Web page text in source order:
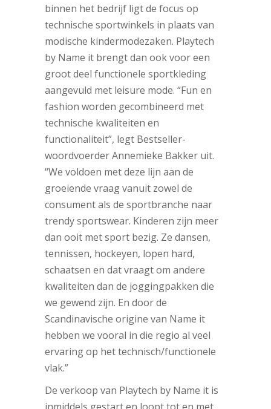
binnen het bedrijf ligt de focus op
technische sportwinkels in plaats van
modische kindermodezaken. Playtech
by Name it brengt dan ook voor een
groot deel functionele sportkleding
aangevuld met leisure mode. “Fun en
fashion worden gecombineerd met
technische kwaliteiten en
functionaliteit”, legt Bestseller-
woordvoerder Annemieke Bakker uit.
“We voldoen met deze lijn aan de
groeiende vraag vanuit zowel de
consument als de sportbranche naar
trendy sportswear. Kinderen zijn meer
dan ooit met sport bezig. Ze dansen,
tennissen, hockeyen, lopen hard,
schaatsen en dat vraagt om andere
kwaliteiten dan de joggingpakken die
we gewend zijn. En door de
Scandinavische origine van Name it
hebben we vooral in die regio al veel
ervaring op het technisch/functionele
vlak.”
De verkoop van Playtech by Name it is